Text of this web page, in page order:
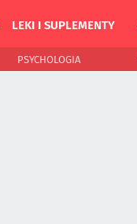
LEKI I SUPLEMENTY
PSYCHOLOGIA